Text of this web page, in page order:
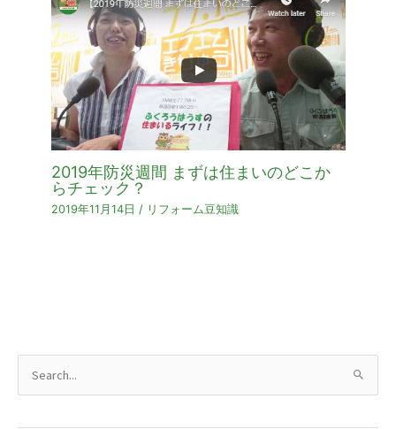
2019年防災週間 まずは住まいのどこか
らチェック？
2019年11月14日 / リフォーム豆知識